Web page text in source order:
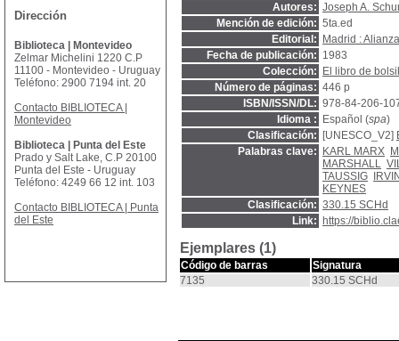
Autores: Joseph A.
Mención de edición: 5ta.ed
Editorial:
Madrid : Alianza
Fecha de publicación: 1983
Colección:
El libro de
Número de páginas: 446 p
ISBN/ISSN/DL: 978-84-206-
Idioma :
Español (spa)
Clasificación:
[UNESCO_V2]
Palabras clave:
KARL MARX
MARSHALL
TAUSSIG
KEYNES
Clasificación: 330.15 SCHd
Link:
https://
Ejemplares (1)
Código de barras
Signatura
7135
330.15 SCHd
Dirección
Biblioteca | Montevideo
Zelmar Michelini 1220 C.P
11100 - Montevideo - Uruguay
Teléfono: 2900 7194 int. 20
Contacto BIBLIOTECA |
Montevideo
Biblioteca | Punta del Este
Prado y Salt Lake, C.P 20100
Punta del Este - Uruguay
Teléfono: 4249 66 12 int. 103
Contacto BIBLIOTECA | Punta
del Este